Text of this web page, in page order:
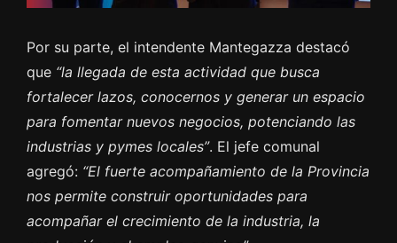
Por su parte, el intendente Mantegazza destacó
que “la llegada de esta actividad que busca
fortalecer lazos, conocernos y generar un espacio
para fomentar nuevos negocios, potenciando las
industrias y pymes locales”. El jefe comunal
agregó: “El fuerte acompañamiento de la Provincia
nos permite construir oportunidades para
acompañar el crecimiento de la industria, la